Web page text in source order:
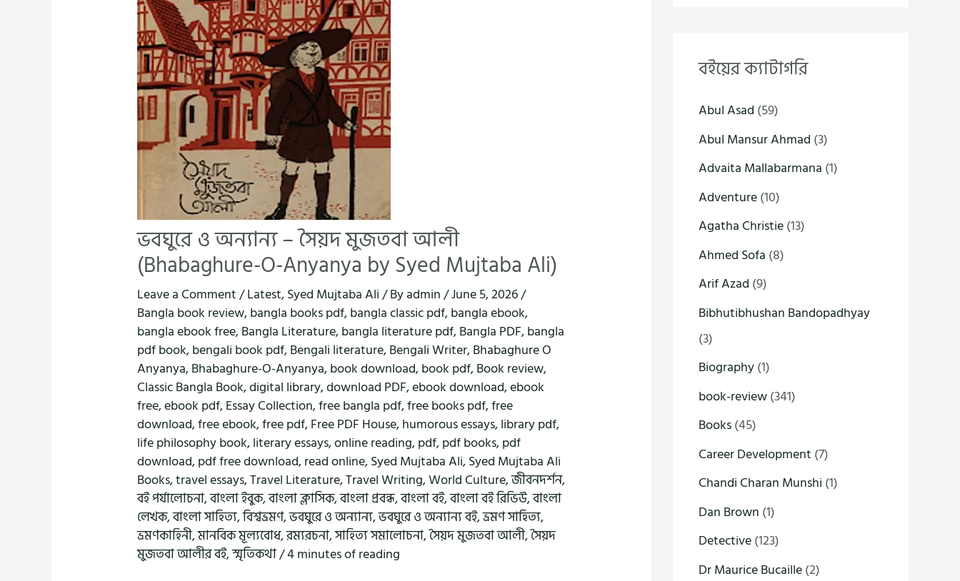
ভবঘুরে ও অন্যান্য – সৈয়দ মুজতবা আলী
(Bhabaghure-O-Anyanya by Syed Mujtaba Ali)
Leave a Comment/Latest,Syed Mujtaba Ali/ Byadmin/June 5, 2026/
Bangla book review,bangla books pdf,bangla classic pdf,bangla ebook,
bangla ebook free,Bangla Literature,bangla literature pdf,Bangla PDF,bangla
pdf book,bengali book pdf,Bengali literature,Bengali Writer,Bhabaghure O
Anyanya,Bhabaghure-O-Anyanya,book download,book pdf,Book review,
Classic Bangla Book,digital library,download PDF,ebook download,ebook
free,ebook pdf,Essay Collection,free bangla pdf,free books pdf,free
download,free ebook,free pdf,Free PDF House,humorous essays,library pdf,
life philosophy book,literary essays,online reading,pdf,pdf books,pdf
download,pdf free download,read online,Syed Mujtaba Ali,Syed Mujtaba Ali
Books,travel essays,Travel Literature,Travel Writing,World Culture,জীবনদর্শন,
বই পর্যালোচনা,বাংলা ইবুক,বাংলা ক্লাসিক,বাংলা প্রবন্ধ,বাংলা বই,বাংলা বই রিভিউ,বাংলা
লেখক,বাংলা সাহিত্য,বিশ্বভ্রমণ,ভবঘুরে ও অন্যান্য,ভবঘুরে ও অন্যান্য বই,ভ্রমণ সাহিত্য,
ভ্রমণকাহিনী,মানবিক মূল্যবোধ,রম্যরচনা,সাহিত্য সমালোচনা,সৈয়দ মুজতবা আলী,সৈয়দ
মুজতবা আলীর বই,স্মৃতিকথা/4 minutes of reading
বইয়ের ক্যাটাগরি
Abul Asad (59)
Abul Mansur Ahmad (3)
Advaita Mallabarmana (1)
Adventure(10)
Agatha Christie(13)
Ahmed Sofa (8)
Arif Azad (9)
Bibhutibhushan Bandopadhyay
(3)
Biography(1)
book-review(341)
Books(45)
Career Development (7)
Chandi Charan Munshi (1)
Dan Brown (1)
Detective(123)
Dr Maurice Bucaille(2)